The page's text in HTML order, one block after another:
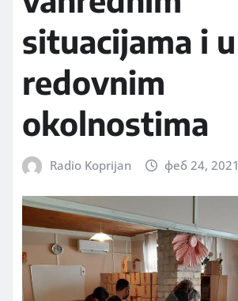
situacijama i u
redovnim
okolnostima
Radio Koprijan феб 24, 2021